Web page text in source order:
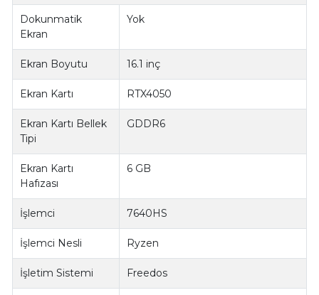
Dokunmatik
Ekran
Yok
Ekran Boyutu 16.1 inç
Ekran Kartı RTX4050
Ekran Kartı Bellek
Tipi
GDDR6
Ekran Kartı
Hafızası
6 GB
İşlemci 7640HS
İşlemci Nesli Ryzen
İşletim Sistemi Freedos